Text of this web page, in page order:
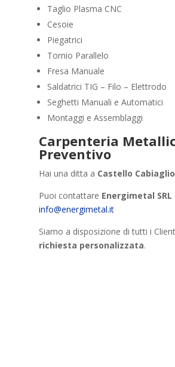
Taglio Plasma CNC
Cesoie
Piegatrici
Tornio Parallelo
Fresa Manuale
Saldatrici TIG – Filo – Elettrodo
Seghetti Manuali e Automatici
Montaggi e Assemblaggi
Carpenteria
Preventivo
Hai una ditta a Castello Cabiaglio
Puoi contattare Energimetal SRL
info@energimetal.it
Siamo a disposizione di tutti i
richiesta personalizzata.